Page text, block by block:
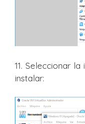
11. Seleccionar
instalar: